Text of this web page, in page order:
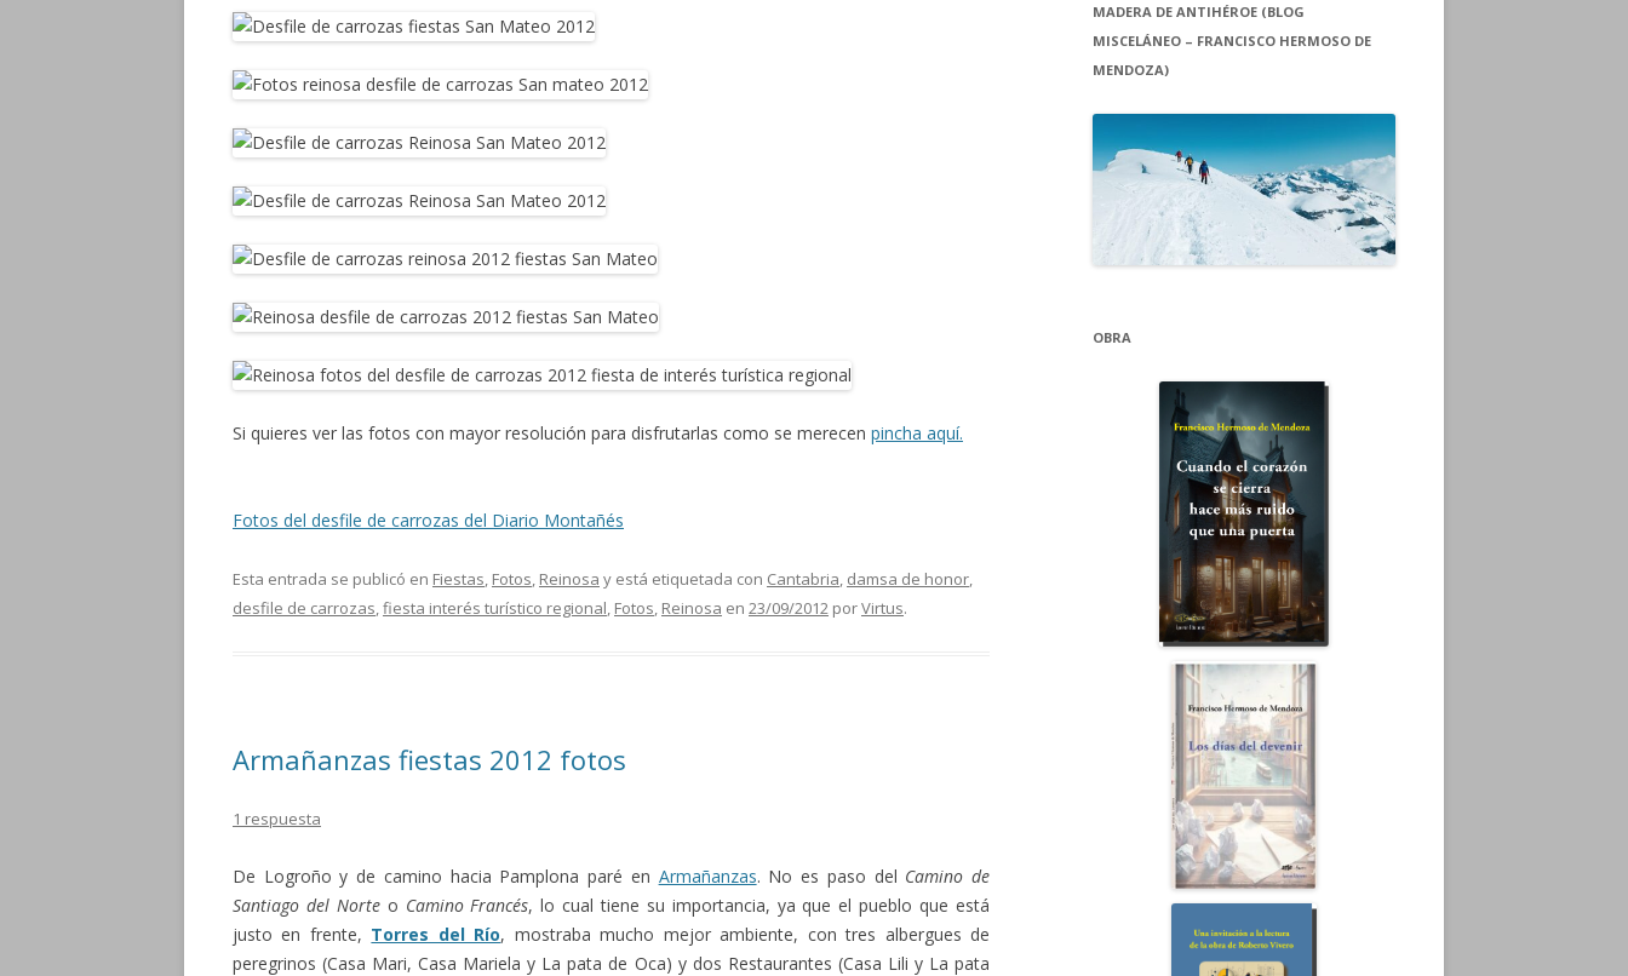
Si quieres ver las fotos con mayor resolución para disfrutarlas como se merecen pincha aquí.
Fotos del desfile de carrozas del Diario Montañés
Esta entrada se publicó en Fiestas, Fotos, Reinosa y está etiquetada con Cantabria, damsa de honor,
desfile de carrozas,fiesta interés turístico regional, Fotos, Reinosa en 23/09/2012 porVirtus.
Armañanzas fiestas 2012 fotos
1 respuesta
De Logroño y de camino hacia Pamplona paré en Armañanzas. No es paso del Camino de
Santiago del Norteo Camino Francés, lo cual tiene su importancia, ya que el pueblo que está
justo en frente, Torres del Río, mostraba mucho mejor ambiente, con tres albergues de
peregrinos (Casa Mari, Casa Mariela y La pata de Oca) y dos Restaurantes (Casa Lili y La pata
MADERA DE ANTIHÉROE (BLOG
MISCELÁNEO – FRANCISCO HERMOSO DE
MENDOZA)
OBRA